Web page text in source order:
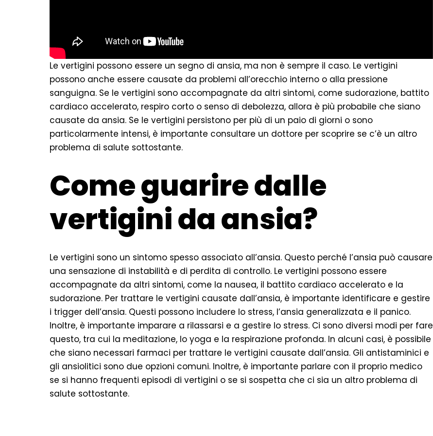
Le vertigini possono essere un segno di ansia, ma non è sempre il caso. Le vertigini
possono anche essere causate da problemi all’orecchio interno o alla pressione
sanguigna. Se le vertigini sono accompagnate da altri sintomi, come sudorazione, battito
cardiaco accelerato, respiro corto o senso di debolezza, allora è più probabile che siano
causate da ansia. Se le vertigini persistono per più di un paio di giorni o sono
particolarmente intensi, è importante consultare un dottore per scoprire se c’è un altro
problema di salute sottostante.
Come guarire dalle
vertigini da ansia?
Le vertigini sono un sintomo spesso associato all’ansia. Questo perché l’ansia può causare
una sensazione di instabilità e di perdita di controllo. Le vertigini possono essere
accompagnate da altri sintomi, come la nausea, il battito cardiaco accelerato e la
sudorazione. Per trattare le vertigini causate dall’ansia, è importante identificare e gestire
i trigger dell’ansia. Questi possono includere lo stress, l’ansia generalizzata e il panico.
Inoltre, è importante imparare a rilassarsi e a gestire lo stress. Ci sono diversi modi per fare
questo, tra cui la meditazione, lo yoga e la respirazione profonda. In alcuni casi, è possibile
che siano necessari farmaci per trattare le vertigini causate dall’ansia. Gli antistaminici e
gli ansiolitici sono due opzioni comuni. Inoltre, è importante parlare con il proprio medico
se si hanno frequenti episodi di vertigini o se si sospetta che ci sia un altro problema di
salute sottostante.